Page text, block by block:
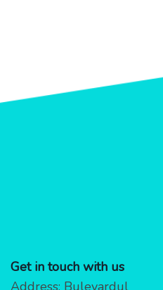
Get in touch with us
Address: Bulevardul